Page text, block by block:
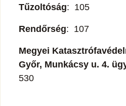
Tűzoltóság: 105
Rendőrség: 107
Megyei
Győr, Munkácsy u. 4.
530